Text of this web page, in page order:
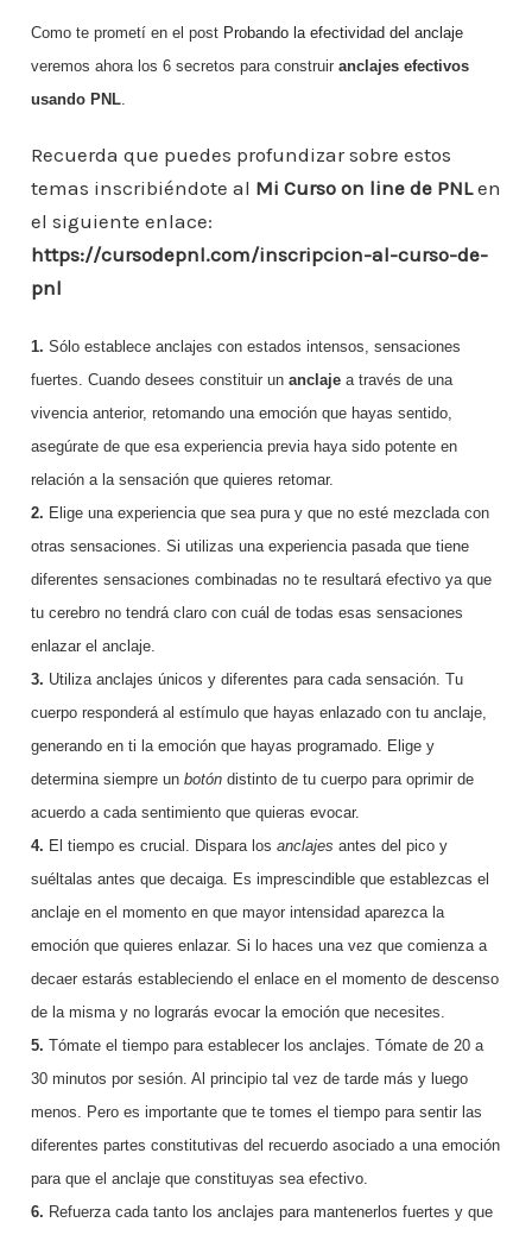
e
b
o
o
k
er l
s
A
p
e
st
e
dI
a
m
m
p
ar
ti
r
Como te prometí en el post Probando la efectividad del anclaje
veremos ahora los 6 secretos para construir anclajes efectivos
usando PNL.
Recuerda que puedes profundizar sobre estos
temas inscribiéndote al Mi Curso on line de PNLen
el siguiente enlace:
https://cursodepnl.com/inscripcion-al-curso-de-
pnl
1. Sólo establece anclajes con estados intensos, sensaciones
fuertes. Cuando desees constituir un anclaje a través de una
vivencia anterior, retomando una emoción que hayas sentido,
asegúrate de que esa experiencia previa haya sido potente en
relación a la sensación que quieres retomar.
2. Elige una experiencia que sea pura y que no esté mezclada con
otras sensaciones. Si utilizas una experiencia pasada que tiene
diferentes sensaciones combinadas no te resultará efectivo ya que
tu cerebro no tendrá claro con cuál de todas esas sensaciones
enlazar el anclaje.
3. Utiliza anclajes únicos y diferentes para cada sensación. Tu
cuerpo responderá al estímulo que hayas enlazado con tu anclaje,
generando en ti la emoción que hayas programado. Elige y
determina siempre un botóndistinto de tu cuerpo para oprimir de
acuerdo a cada sentimiento que quieras evocar.
4. El tiempo es crucial. Dispara los anclajes antes del pico y
suéltalas antes que decaiga. Es imprescindible que establezcas el
anclaje en el momento en que mayor intensidad aparezca la
emoción que quieres enlazar. Si lo haces una vez que comienza a
decaer estarás estableciendo el enlace en el momento de descenso
de la misma y no lograrás evocar la emoción que necesites.
5. Tómate el tiempo para establecer los anclajes. Tómate de 20 a
30 minutos por sesión. Al principio tal vez de tarde más y luego
menos. Pero es importante que te tomes el tiempo para sentir las
diferentes partes constitutivas del recuerdo asociado a una emoción
para que el anclaje que constituyas sea efectivo.
6. Refuerza cada tanto los anclajes para mantenerlos fuertes y que